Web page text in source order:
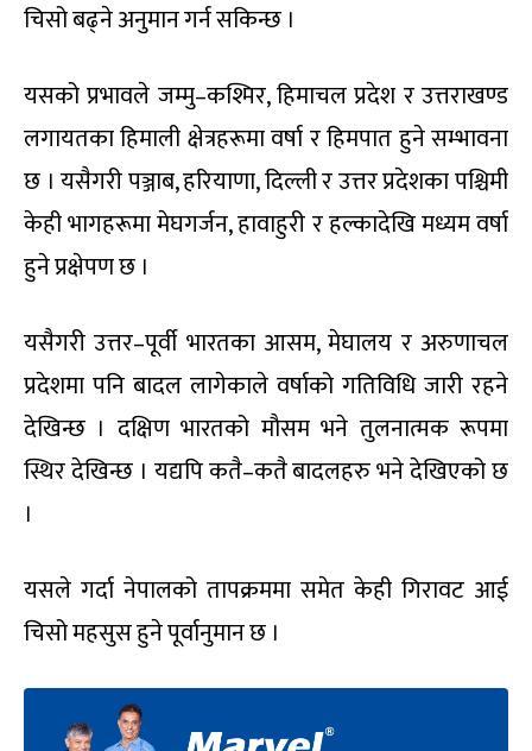
चिसो बढ्ने अनुमान गर्न सकिन्छ ।
यसको प्रभावले जम्मु–कश्मिर, हिमाचल प्रदेश र उत्तराखण्ड
लगायतका हिमाली क्षेत्रहरूमा वर्षा र हिमपात हुने सम्भावना
छ । यसैगरी पञ्जाब, हरियाणा, दिल्ली र उत्तर प्रदेशका पश्चिमी
केही भागहरूमा मेघगर्जन, हावाहुरी र हल्कादेखि मध्यम वर्षा
हुने प्रक्षेपण छ ।
यसैगरी उत्तर–पूर्वी भारतका आसम, मेघालय र अरुणाचल
प्रदेशमा पनि बादल लागेकाले वर्षाको गतिविधि जारी रहने
देखिन्छ । दक्षिण भारतको मौसम भने तुलनात्मक रूपमा
स्थिर देखिन्छ । यद्यपि कतै–कतै बादलहरु भने देखिएको छ
।
यसले गर्दा नेपालको तापक्रममा समेत केही गिरावट आई
चिसो महसुस हुने पूर्वानुमान छ ।